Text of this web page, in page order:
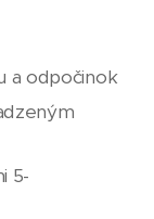
a odpočinok
5-